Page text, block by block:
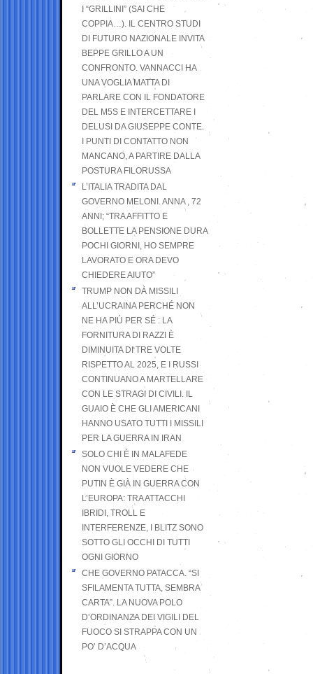
I “GRILLINI” (SAI CHE
COPPIA…). IL CENTRO STUDI
DI FUTURO NAZIONALE INVITA
BEPPE GRILLO A UN
CONFRONTO. VANNACCI HA
UNA VOGLIA MATTA DI
PARLARE CON IL FONDATORE
DEL M5S E INTERCETTARE I
DELUSI DA GIUSEPPE CONTE.
I PUNTI DI CONTATTO NON
MANCANO, A PARTIRE DALLA
POSTURA FILORUSSA
L’ITALIA TRADITA DAL
GOVERNO MELONI. ANNA , 72
ANNI; “TRA AFFITTO E
BOLLETTE LA PENSIONE DURA
POCHI GIORNI, HO SEMPRE
LAVORATO E ORA DEVO
CHIEDERE AIUTO”
TRUMP NON DÀ MISSILI
ALL’UCRAINA PERCHÉ NON
NE HA PIÙ PER SÉ : LA
FORNITURA DI RAZZI È
DIMINUITA DI TRE VOLTE
RISPETTO AL 2025, E I RUSSI
CONTINUANO A MARTELLARE
CON LE STRAGI DI CIVILI. IL
GUAIO È CHE GLI AMERICANI
HANNO USATO TUTTI I MISSILI
PER LA GUERRA IN IRAN
SOLO CHI È IN MALAFEDE
NON VUOLE VEDERE CHE
PUTIN È GIÀ IN GUERRA CON
L’EUROPA: TRA ATTACCHI
IBRIDI, TROLL E
INTERFERENZE, I BLITZ SONO
SOTTO GLI OCCHI DI TUTTI
OGNI GIORNO
CHE GOVERNO PATACCA. “SI
SFILAMENTA TUTTA, SEMBRA
CARTA”. LA NUOVA POLO
D’ORDINANZA DEI VIGILI DEL
FUOCO SI STRAPPA CON UN
PO’ D’ACQUA